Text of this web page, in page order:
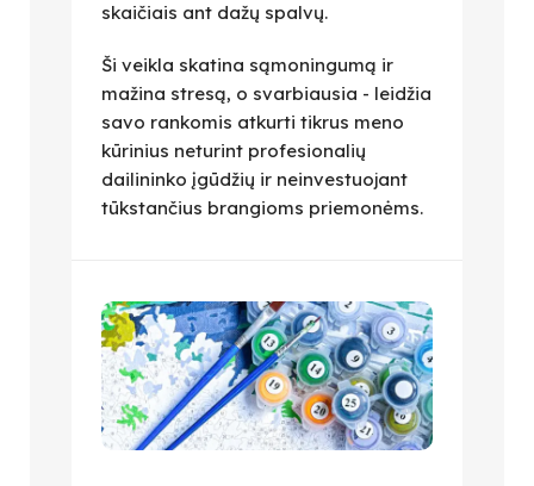
skaičiais ant dažų spalvų.
Ši veikla skatina sąmoningumą ir
mažina stresą, o svarbiausia - leidžia
savo rankomis atkurti tikrus meno
kūrinius neturint profesionalių
dailininko įgūdžių ir neinvestuojant
tūkstančius brangioms priemonėms.